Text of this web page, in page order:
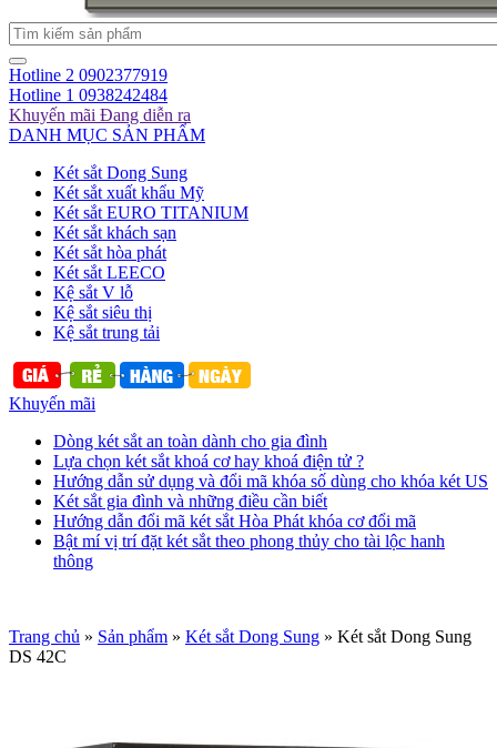
Hotline 2 0902377919
Hotline 1 0938242484
Khuyến mãi Đang diễn ra
DANH MỤC SẢN PHẨM
Két sắt Dong Sung
Két sắt xuất khẩu Mỹ
Két sắt EURO TITANIUM
Két sắt khách sạn
Két sắt hòa phát
Két sắt LEECO
Kệ sắt V lỗ
Kệ sắt siêu thị
Kệ sắt trung tải
Khuyến mãi
Dòng két sắt an toàn dành cho gia đình
Lựa chọn két sắt khoá cơ hay khoá điện tử ?
Hướng dẫn sử dụng và đổi mã khóa số dùng cho khóa két US
Két sắt gia đình và những điều cần biết
Hướng dẫn đổi mã két sắt Hòa Phát khóa cơ đổi mã
Bật mí vị trí đặt két sắt theo phong thủy cho tài lộc hanh
thông
Trang chủ » Sản phẩm » Két sắt Dong Sung » Két sắt Dong Sung
DS 42C